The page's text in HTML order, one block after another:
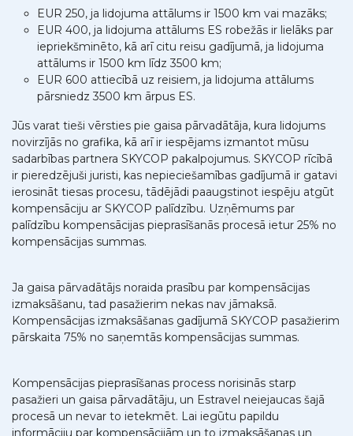
EUR 250, ja lidojuma attālums ir 1500 km vai mazāks;
EUR 400, ja lidojuma attālums ES robežās ir lielāks par
iepriekšminēto, kā arī citu reisu gadījumā, ja lidojuma
attālums ir 1500 km līdz 3500 km;
EUR 600 attiecībā uz reisiem, ja lidojuma attālums
pārsniedz 3500 km ārpus ES.
Jūs varat tieši vērsties pie gaisa pārvadātāja, kura lidojums
novirzījās no grafika, kā arī ir iespējams izmantot mūsu
sadarbības partnera SKYCOP pakalpojumus. SKYCOP rīcībā
ir pieredzējuši juristi, kas nepieciešamības gadījumā ir gatavi
ierosināt tiesas procesu, tādējādi paaugstinot iespēju atgūt
kompensāciju ar SKYCOP palīdzību. Uzņēmums par
palīdzību kompensācijas pieprasīšanās procesā ietur 25% no
kompensācijas summas.
Ja gaisa pārvadātājs noraida prasību par kompensācijas
izmaksāšanu, tad pasažierim nekas nav jāmaksā.
Kompensācijas izmaksāšanas gadījumā SKYCOP pasažierim
pārskaita 75% no saņemtās kompensācijas summas.
Kompensācijas pieprasīšanas process norisinās starp
pasažieri un gaisa pārvadātāju, un Estravel neiejaucas šajā
procesā un nevar to ietekmēt. Lai iegūtu papildu
informāciju par kompensācijām un to izmaksāšanas un